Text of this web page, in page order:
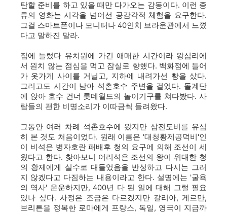
탄할 준비를 하고 있을 때만 다가오는 감동이다. 이런 종
류의 영화는 시각을 넘어선 공감각적 체험을 요구한다.
그걸 스마트폰이나 모니터나 40인치 브라운관에서 느꼈
다고 말하진 말라.
집에 들렀다 유치원에 가긴 애매한 시간이라 왕십리에
서 원치 않는 점심을 먹고 잠실로 향했다. 백화점에 들어
가 옷가게 사이를 거닐고, 지하에 내려가선 빵을 샀다.
그러고도 시간이 남아 석촌호수 주변을 걸었다. 돌계단
에 앉아 호수 건너 롯데월드의 놀이기구를 쳐다봤다. 사
람들의 괜한 비명소리가 이따금씩 들려왔다.
그동안 여러 차례 석촌호수에 왔지만 삼전도비를 유심
히 본 것도 처음이었다. 원래 이름은 '대청황제공덕비'인
이 비석은 병자호란 패배후 청의 요구에 의해 조선이 세
웠다고 한다. 찾아보니 어리석은 조선의 왕이 위대한 청
의 황제에게 실수로 대들었음을 반성하고 다시는 그러
지 않겠다고 다짐하는 내용이라고 한다. 설명에는 '굴욕
의 역사' 운운하지만, 400년 다 된 일에 대해 그럴 필요
있나 싶다. 사정은 조금은 다르겠지만 갈리아, 게르만,
브리튼을 정복한 로마에게 프랑스, 독일, 영국이 지금까